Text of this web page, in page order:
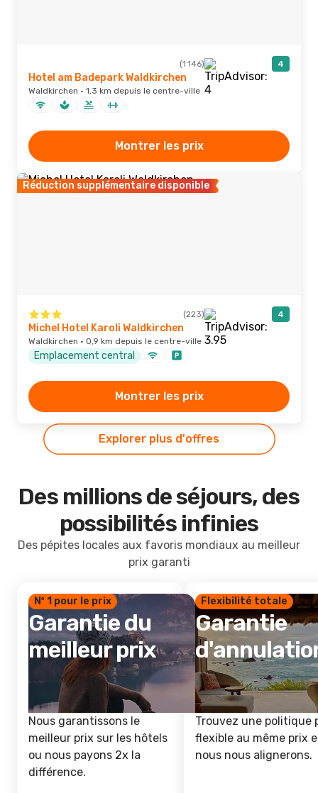
(1 146) 4
Hotel am Badepark Waldkirchen
Waldkirchen · 1,3 km depuis le centre-ville
Montrer les prix
Réduction supplémentaire disponible
(223) 4
Michel Hotel Karoli Waldkirchen
Waldkirchen · 0,9 km depuis le centre-ville
Emplacement central
Montrer les prix
Explorer plus d'offres
Des millions de séjours, des
possibilités infinies
Des pépites locales aux favoris mondiaux au meilleur
prix garanti
Nº 1 pour le prix
Garantie du
meilleur prix
Nous garantissons le
meilleur prix sur les hôtels
ou nous payons 2x la
différence.
Flexibilité totale
Garantie
Trouvez une politique
flexible au même prix
nous nous alignerons.